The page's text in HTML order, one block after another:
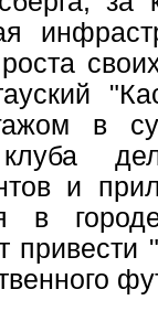
в
клуба
и
в
привести